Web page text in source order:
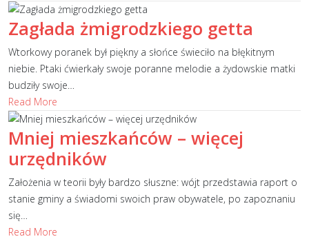
Zagłada żmigrodzkiego getta
Wtorkowy poranek był piękny a słońce świeciło na błękitnym
niebie. Ptaki ćwierkały swoje poranne melodie a żydowskie matki
budziły swoje…
Read More
Mniej mieszkańców – więcej
urzędników
Założenia w teorii były bardzo słuszne: wójt przedstawia raport o
stanie gminy a świadomi swoich praw obywatele, po zapoznaniu
się…
Read More